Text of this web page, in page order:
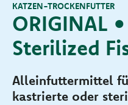
ORIGINAL
Sterilized
KATZEN-TROCKENFUTTER
Alleinfuttermittel
kastrierte oder